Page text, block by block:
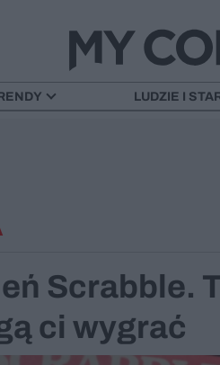
LUDZIE I
Scrabble.
ci wygrać